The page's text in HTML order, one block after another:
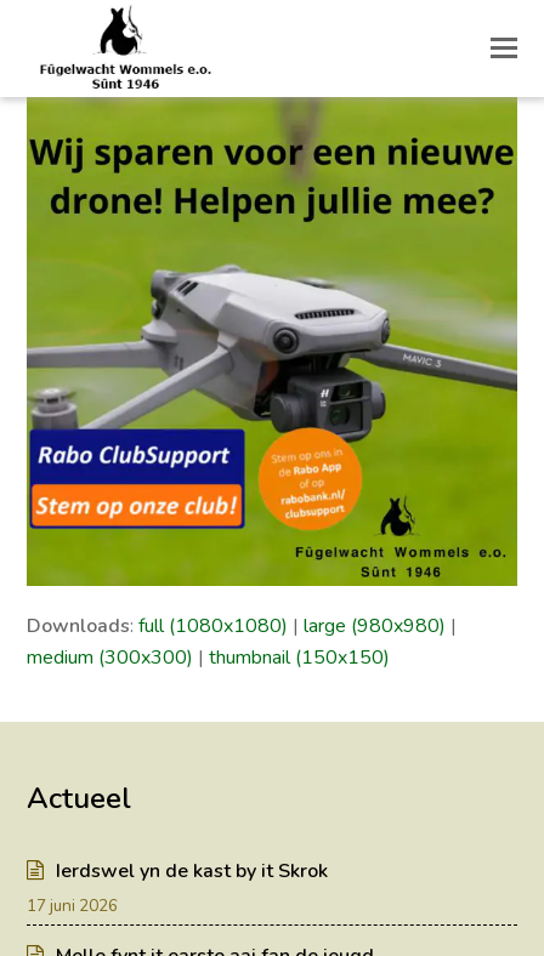
Downloads:full (1080x1080) |large (980x980) |
medium (300x300) |thumbnail (150x150)
Actueel
Ierdswel yn de kast by it Skrok
17 juni 2026